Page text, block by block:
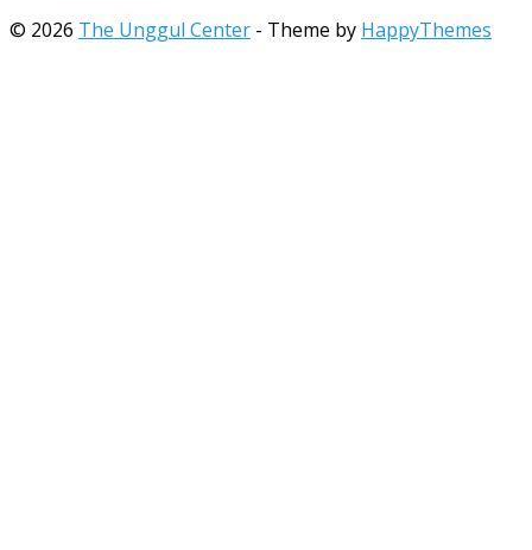
© 2026 The Unggul Center - Theme by HappyThemes